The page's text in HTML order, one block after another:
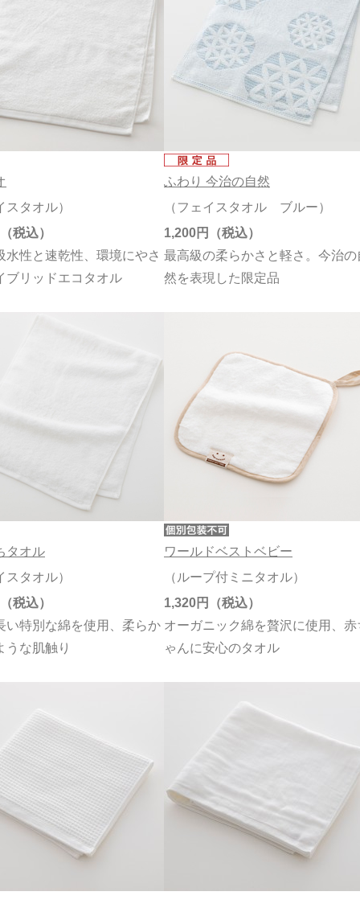
スタオル）
水性と速乾性、環境にやさ
ブリッドエコタオル
ふわり 今治の自然
（フェイスタオル ブルー）
最高級の柔らかさと軽さ。今治の
然を表現した限定品
1,200円
タオル
スタオル）
い特別な綿を使用、柔らか
うな肌触り
ワールドベストベビー
（ループ付ミニタオル）
オーガニック綿を贅沢に使用、赤
ゃんに安心のタオル
1,320円